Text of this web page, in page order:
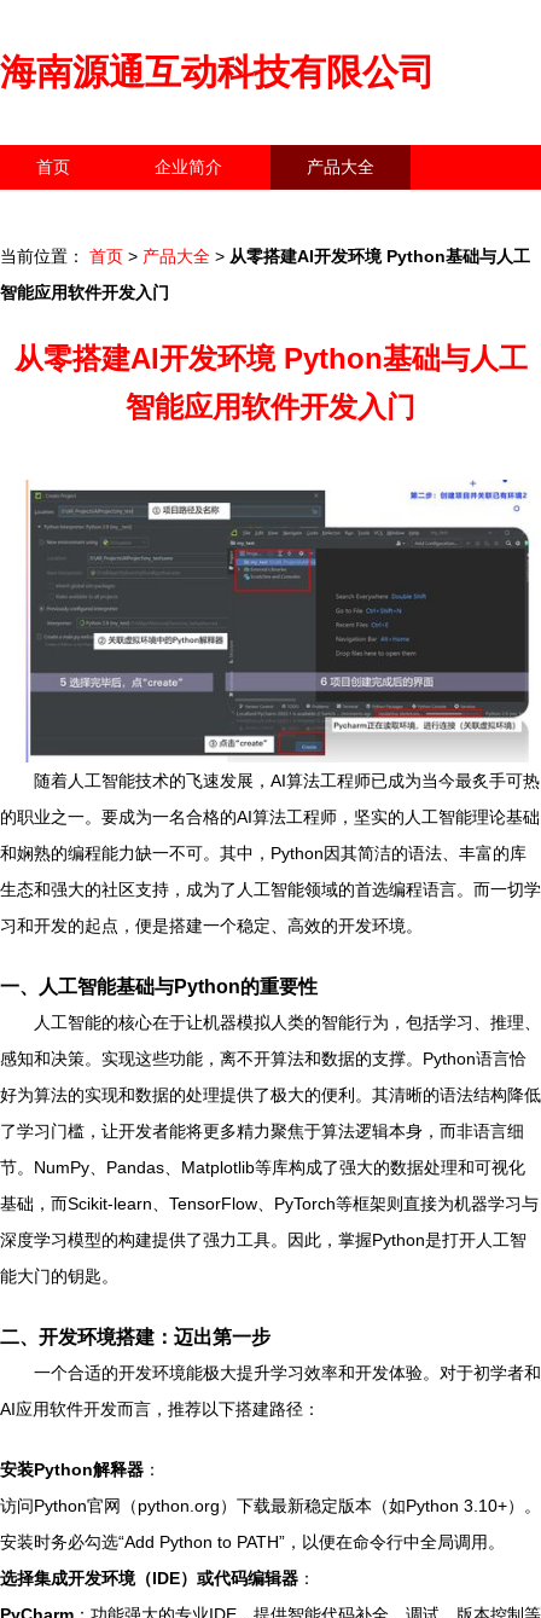
海南源通互动科技有限公司
首页 企业简介 产品大全
当前位置： 首页 > 产品大全 > 从零搭建AI开发环境 Python基础与人工
智能应用软件开发入门
从零搭建AI开发环境 Python基础与人工
智能应用软件开发入门
随着人工智能技术的飞速发展，AI算法工程师已成为当今最炙手可热
的职业之一。要成为一名合格的AI算法工程师，坚实的人工智能理论基础
和娴熟的编程能力缺一不可。其中，Python因其简洁的语法、丰富的库
生态和强大的社区支持，成为了人工智能领域的首选编程语言。而一切学
习和开发的起点，便是搭建一个稳定、高效的开发环境。
一、人工智能基础与Python的重要性
人工智能的核心在于让机器模拟人类的智能行为，包括学习、推理、
感知和决策。实现这些功能，离不开算法和数据的支撑。Python语言恰
好为算法的实现和数据的处理提供了极大的便利。其清晰的语法结构降低
了学习门槛，让开发者能将更多精力聚焦于算法逻辑本身，而非语言细
节。NumPy、Pandas、Matplotlib等库构成了强大的数据处理和可视化
基础，而Scikit-learn、TensorFlow、PyTorch等框架则直接为机器学习与
深度学习模型的构建提供了强力工具。因此，掌握Python是打开人工智
能大门的钥匙。
二、开发环境搭建：迈出第一步
一个合适的开发环境能极大提升学习效率和开发体验。对于初学者和
AI应用软件开发而言，推荐以下搭建路径：
安装Python解释器 ：
访问Python官网（python.org）下载最新稳定版本（如Python 3.10+）。
安装时务必勾选“Add Python to PATH”，以便在命令行中全局调用。
选择集成开发环境（IDE）或代码编辑器 ：